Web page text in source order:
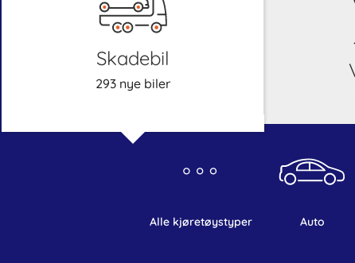
skadebil
293 nye biler
alle kjøretøystyper auto